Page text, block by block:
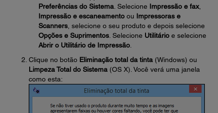
Preferências do Sistema . Selecione Impressão e fax,
Impressão e escaneamento ou Impressoras e
Scanners , selecione o seu produto e depois selecione
Opções e Suprimentos . Selecione Utilitário e selecione
Abrir o Utilitário de Impressão
Clique no botão Eliminação total da tinta (Windows) ou
Limpeza Total do Sistema (OS X). Você verá uma janela
como esta: